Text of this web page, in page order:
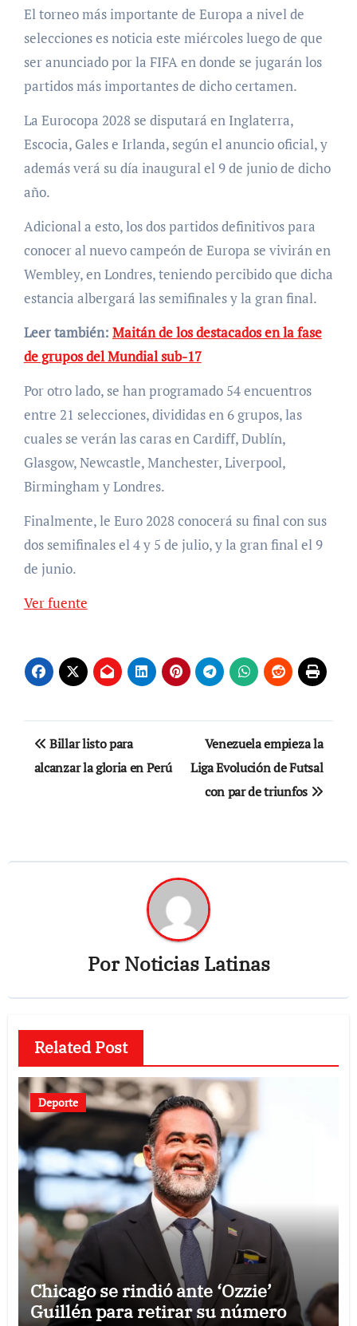
El torneo más importante de Europa a nivel de
selecciones es noticia este miércoles luego de que
ser anunciado por la FIFA en donde se jugarán los
partidos más importantes de dicho certamen.
La Eurocopa 2028 se disputará en Inglaterra,
Escocia, Gales e Irlanda, según el anuncio oficial, y
además verá su día inaugural el 9 de junio de dicho
año.
Adicional a esto, los dos partidos definitivos para
conocer al nuevo campeón de Europa se vivirán en
Wembley, en Londres, teniendo percibido que dicha
estancia albergará las semifinales y la gran final.
Leer también: Maitán de los destacados en la fase
de grupos del Mundial sub-17
Por otro lado, se han programado 54 encuentros
entre 21 selecciones, divididas en 6 grupos, las
cuales se verán las caras en Cardiff, Dublín,
Glasgow, Newcastle, Manchester, Liverpool,
Birmingham y Londres.
Finalmente, le Euro 2028 conocerá su final con sus
dos semifinales el 4 y 5 de julio, y la gran final el 9
de junio.
Ver fuente
Navegación
de
Billar listo para
alcanzar la gloria en Perú
Venezuela empieza la
Liga Evolución de Futsal
con par de triunfos
PorNoticias Latinas
Related Post
Deporte
Chicago se rindió ante ‘Ozzie’
Guillén para retirar su número